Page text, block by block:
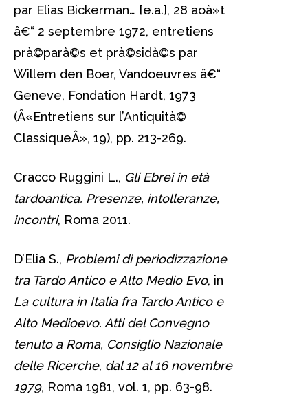
par Elias Bickerman… [e.a.], 28 aoà»t
â€“ 2 septembre 1972, entretiens
prà©parà©s et prà©sidà©s par
Willem den Boer, Vandoeuvres â€“
Geneve, Fondation Hardt, 1973
(Â«Entretiens sur l’Antiquità©
ClassiqueÂ», 19), pp. 213-269.
Cracco Ruggini L., Gli Ebrei in età
tardoantica. Presenze, intolleranze,
incontri, Roma 2011.
D’Elia S., Problemi di periodizzazione
tra Tardo Antico e Alto Medio Evo, in
La cultura in Italia fra Tardo Antico e
Alto Medioevo. Atti del Convegno
tenuto a Roma, Consiglio Nazionale
delle Ricerche, dal 12 al 16 novembre
1979, Roma 1981, vol. 1, pp. 63-98.